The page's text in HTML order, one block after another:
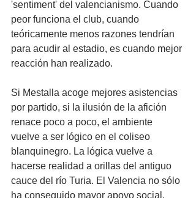
'sentiment' del valencianismo. Cuando
peor funciona el club, cuando
teóricamente menos razones tendrían
para acudir al estadio, es cuando mejor
reacción han realizado.
Si Mestalla acoge mejores asistencias
por partido, si la ilusión de la afición
renace poco a poco, el ambiente
vuelve a ser lógico en el coliseo
blanquinegro. La lógica vuelve a
hacerse realidad a orillas del antiguo
cauce del río Turia. El Valencia no sólo
ha conseguido mayor apoyo social,